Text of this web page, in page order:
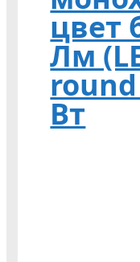
цвет
Лм
round
Вт